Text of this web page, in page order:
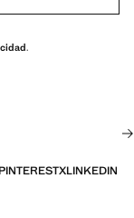
.
PINTERESTXLINKEDIN